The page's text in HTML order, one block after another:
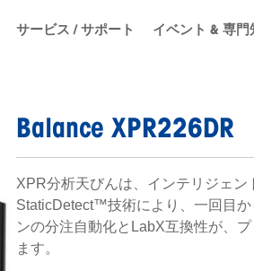
サービス / サポート イベント & 専門
Balance XPR226DR
XPR分析天びんは、インテリジェ
StaticDetect™技術により、一回目
ンの分注自動化とLabX互換性が、
ます。